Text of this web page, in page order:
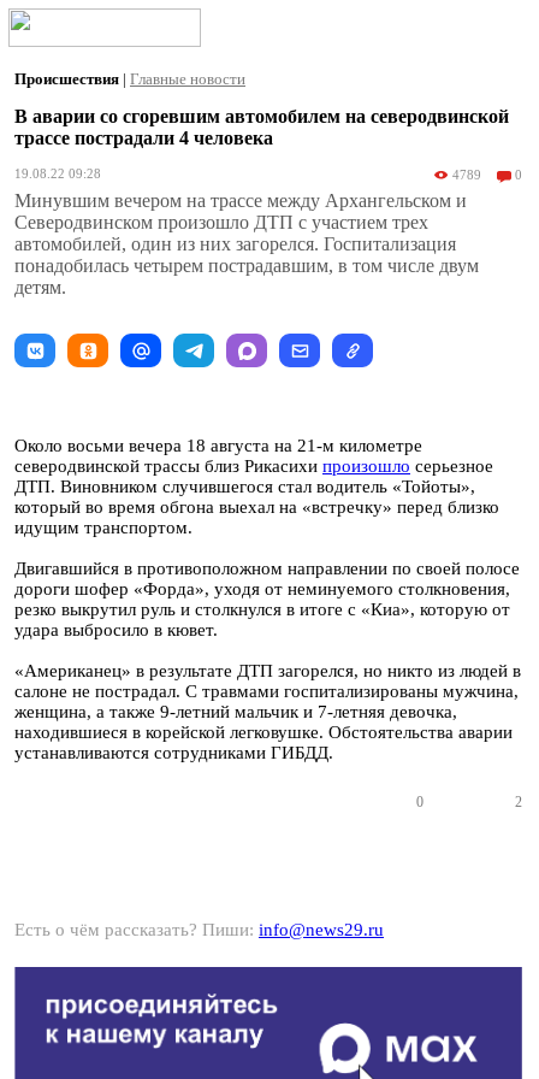
Происшествия | Главные новости
В аварии со сгоревшим автомобилем на северодвинской
трассе пострадали 4 человека
19.08.22 09:28 4789 0
Минувшим вечером на трассе между Архангельском и
Северодвинском произошло ДТП с участием трех
автомобилей, один из них загорелся. Госпитализация
понадобилась четырем пострадавшим, в том числе двум
детям.
Около восьми вечера 18 августа на 21-м километре
северодвинской трассы близ Рикасихи произошло серьезное
ДТП. Виновником случившегося стал водитель «Тойоты»,
который во время обгона выехал на «встречку» перед близко
идущим транспортом.
Двигавшийся в противоположном направлении по своей полосе
дороги шофер «Форда», уходя от неминуемого столкновения,
резко выкрутил руль и столкнулся в итоге с «Киа», которую от
удара выбросило в кювет.
«Американец» в результате ДТП загорелся, но никто из людей в
салоне не пострадал. С травмами госпитализированы мужчина,
женщина, а также 9-летний мальчик и 7-летняя девочка,
находившиеся в корейской легковушке. Обстоятельства аварии
устанавливаются сотрудниками ГИБДД.
0 2
Есть о чём рассказать? Пиши: info@news29.ru